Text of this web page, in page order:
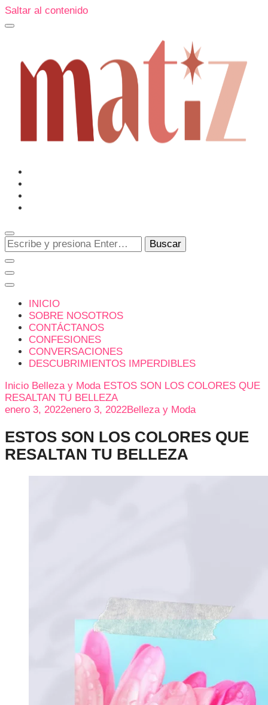
Saltar al contenido
Matiz
Un espacio editorial donde pongo en palabras aquello que
muchos sentimos y pocos sabemos cómo explicar y
donde también compartiré contigo las cosas que me
conmueven, me sorprenden o creo que merecen ser
¿Buscas
algo?
INICIO
SOBRE NOSOTROS
CONTÁCTANOS
CONFESIONES
CONVERSACIONES
DESCUBRIMIENTOS IMPERDIBLES
Inicio Belleza y Moda ESTOS SON LOS COLORES QUE
RESALTAN TU BELLEZA
enero 3, 2022enero 3, 2022Belleza y Moda
ESTOS SON LOS COLORES QUE
RESALTAN TU BELLEZA